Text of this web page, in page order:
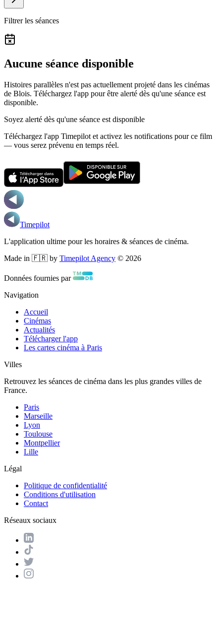
Filtrer les séances
Aucune séance disponible
Histoires parallèles n'est pas actuellement projeté dans les cinémas
de Blois. Téléchargez l'app pour être alerté dès qu'une séance est
disponible.
Soyez alerté dès qu'une séance est disponible
Téléchargez l'app Timepilot et activez les notifications pour ce film
— vous serez prévenu en temps réel.
Timepilot
L'application ultime pour les horaires & séances de cinéma.
Made in 🇫🇷 by Timepilot Agency © 2026
Données fournies par
Navigation
Accueil
Cinémas
Actualités
Télécharger l'app
Les cartes cinéma à Paris
Villes
Retrouvez les séances de cinéma dans les plus grandes villes de
France.
Paris
Marseille
Lyon
Toulouse
Montpellier
Lille
Légal
Politique de confidentialité
Conditions d'utilisation
Contact
Réseaux sociaux